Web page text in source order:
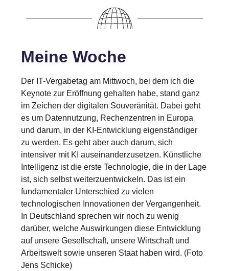
Meine Woche
Der IT-Vergabetag am Mittwoch, bei dem ich die
Keynote zur Eröffnung gehalten habe, stand ganz
im Zeichen der digitalen Souveränität. Dabei geht
es um Datennutzung, Rechenzentren in Europa
und darum, in der KI-Entwicklung eigenständiger
zu werden. Es geht aber auch darum, sich
intensiver mit KI auseinanderzusetzen. Künstliche
Intelligenz ist die erste Technologie, die in der Lage
ist, sich selbst weiterzuentwickeln. Das ist ein
fundamentaler Unterschied zu vielen
technologischen Innovationen der Vergangenheit.
In Deutschland sprechen wir noch zu wenig
darüber, welche Auswirkungen diese Entwicklung
auf unsere Gesellschaft, unsere Wirtschaft und
Arbeitswelt sowie unseren Staat haben wird. (Foto
Jens Schicke)